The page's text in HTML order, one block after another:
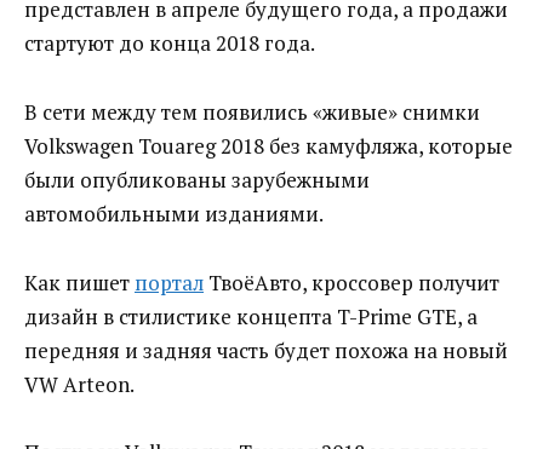
представлен в апреле будущего года, а продажи
стартуют до конца 2018 года.
В сети между тем появились «живые» снимки
Volkswagen Touareg 2018 без камуфляжа, которые
были опубликованы зарубежными
автомобильными изданиями.
Как пишет портал ТвоёАвто, кроссовер получит
дизайн в стилистике концепта T-Prime GTE, а
передняя и задняя часть будет похожа на новый
VW Arteon.